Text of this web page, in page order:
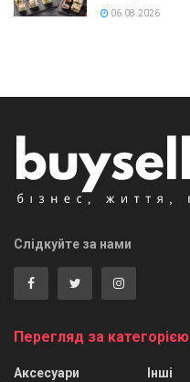
06.08.2026
Слідкуйте за нами
Перегляд за категорією
Аксесуари
Інші